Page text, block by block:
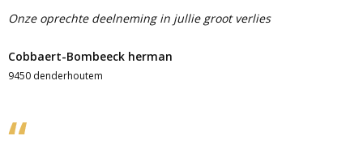
Onze oprechte deelneming in jullie groot verlies
Cobbaert-Bombeeck herman
9450 denderhoutem